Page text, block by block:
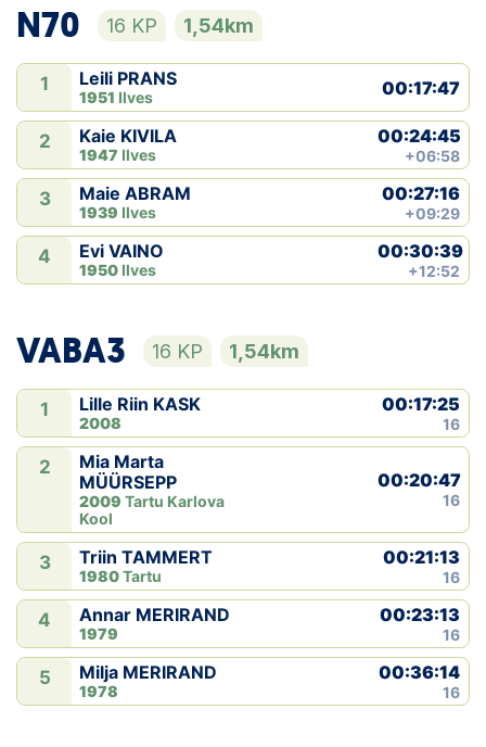
N70 16 KP 1,54km
1 Leili PRANS
1951 Ilves 00:17:47
2 Kaie KIVILA
1947 Ilves
00:24:45
+06:58
3 Maie ABRAM
1939 Ilves
00:27:16
+09:29
4 Evi VAINO
1950 Ilves
00:30:39
+12:52
VABA3 16 KP 1,54km
1 Lille Riin KASK
2008
00:17:25
16
2
Mia Marta
MÜÜRSEPP
2009 Tartu Karlova
Kool
00:20:47
16
3 Triin TAMMERT
1980Tartu
00:21:13
16
4 Annar MERIRAND
1979
00:23:13
16
5 Milja MERIRAND
1978
00:36:14
16